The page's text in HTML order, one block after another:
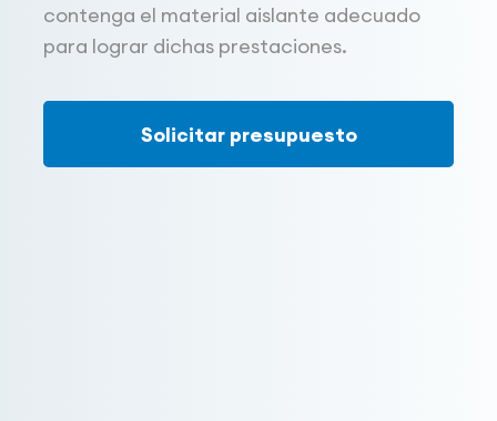
contenga el material aislante adecuado
para lograr dichas prestaciones.
Solicitar presupuesto